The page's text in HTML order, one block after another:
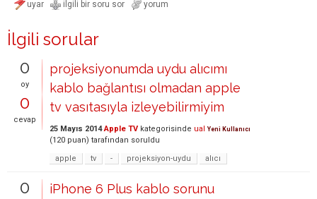
İlgili sorular
0
oy
0
cevap
projeksiyonumda uydu alıcımı
kablo bağlantısı olmadan apple
tv vasıtasıyla izleyebilirmiyim
25 Mayıs 2014 Apple TV kategorisinde ual Yeni Kullanıcı
(120 puan) tarafından soruldu
apple
tv - projeksiyon-uydu alıcı
0 iPhone 6 Plus kablo sorunu